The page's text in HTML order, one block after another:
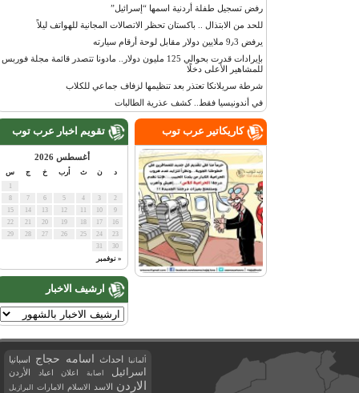
رفض تسجيل طفلة أردنية اسمها “إسرائيل”
للحد من الابتذال .. باكستان تحظر الاتصالات المجانية للهواتف ليلاً
يرفض 9٫3 ملايين دولار مقابل لوحة أرقام سيارته
بإيرادات قدرت بحوالي 125 مليون دولار.. مادونا تتصدر قائمة مجلة فوربس
للمشاهير الأعلى دخلًا
شرطة سريلانكا تعتذر بعد تنظيمها لزفاف جماعي للكلاب
في أندونيسيا فقط.. كشف عذرية الطالبات
تقويم اخبار عرب توب
أغسطس 2026
أرب س
« نوفمبر
ارشيف الاخبار
كاريكاتير عرب توب
ألمانيا احداث اسامه حجاج اسبانيا
اسرائيل اصابة اعلان اعياد الأردن
الاردن الاسد الاسلام الامارات البرازيل